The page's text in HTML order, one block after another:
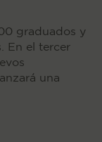
graduados y
En el tercer
una